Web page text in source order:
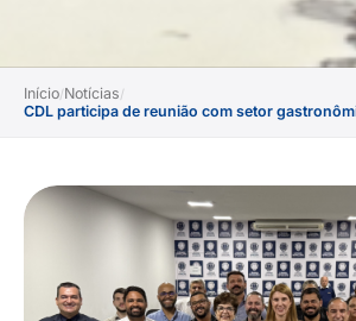
Início/Notícias/
CDL participa de reunião com setor